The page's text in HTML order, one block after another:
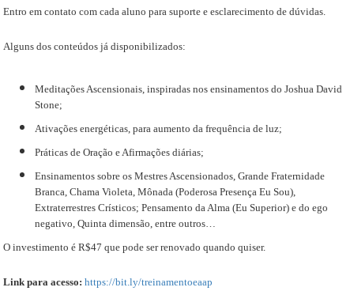
Entro em contato com cada aluno para suporte e esclarecimento de dúvidas.
Alguns dos conteúdos já disponibilizados:
Meditações Ascensionais, inspiradas nos ensinamentos do Joshua David
Stone;
Ativações energéticas, para aumento da frequência de luz;
Práticas de Oração e Afirmações diárias;
Ensinamentos sobre os Mestres Ascensionados, Grande Fraternidade
Branca, Chama Violeta, Mônada (Poderosa Presença Eu Sou),
Extraterrestres Crísticos; Pensamento da Alma (Eu Superior) e do ego
negativo, Quinta dimensão, entre outros…
O investimento é R$47 que pode ser renovado quando quiser.
Link para acesso: https://bit.ly/treinamentoeaap